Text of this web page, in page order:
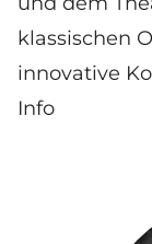
klassischen
innovative
Info